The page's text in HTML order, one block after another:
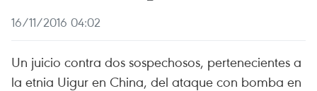
16/11/2016 04:02
Un juicio contra dos sospechosos, pertenecientes a
la etnia Uigur en China, del ataque con bomba en